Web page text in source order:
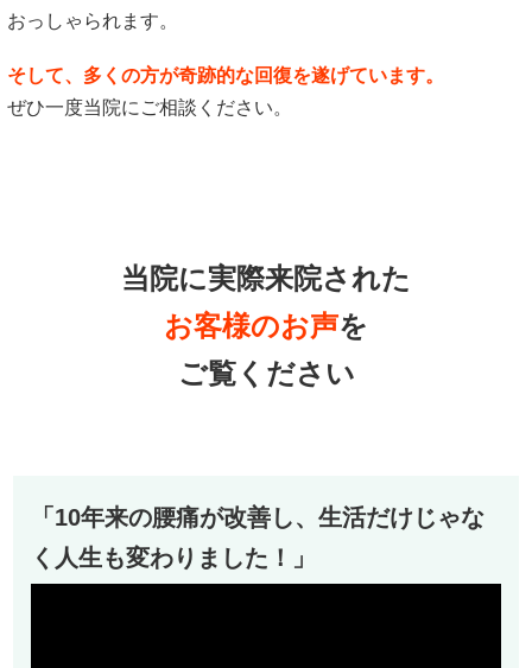
おっしゃられます。
そして、多くの方が奇跡的な回復を遂げています。
ぜひ一度当院にご相談ください。
当院に実際来院された
お客様のお声を
ご覧ください
「10年来の腰痛が改善し、生活だけじゃな
く人生も変わりました！」